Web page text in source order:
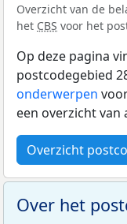
Overzicht van de
het CBS voor het
Op deze pagina
postcodegebied
onderwerpen
een overzicht van
Overzicht
Over het